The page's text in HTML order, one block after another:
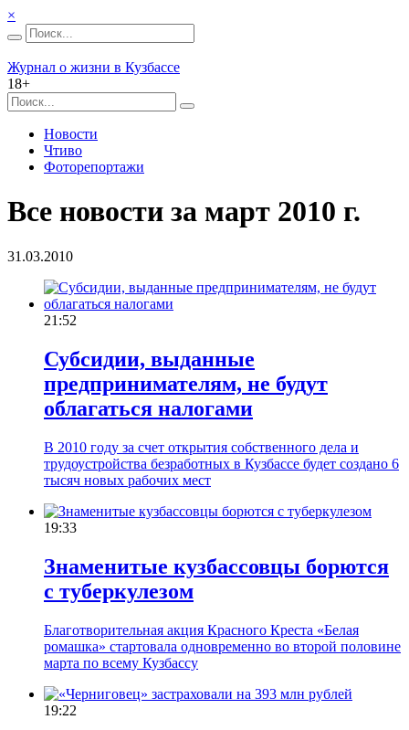
×
Журнал о жизни в Кузбассе
18+
Новости
Чтиво
Фоторепортажи
Все новости за март 2010 г.
31.03.2010
21:52
Субсидии, выданные
предпринимателям, не будут
облагаться налогами
В 2010 году за счет открытия собственного дела и
трудоустройства безработных в Кузбассе будет создано 6
тысяч новых рабочих мест
19:33
Знаменитые кузбассовцы борются
с туберкулезом
Благотворительная акция Красного Креста «Белая
ромашка» стартовала одновременно во второй половине
марта по всему Кузбассу
19:22